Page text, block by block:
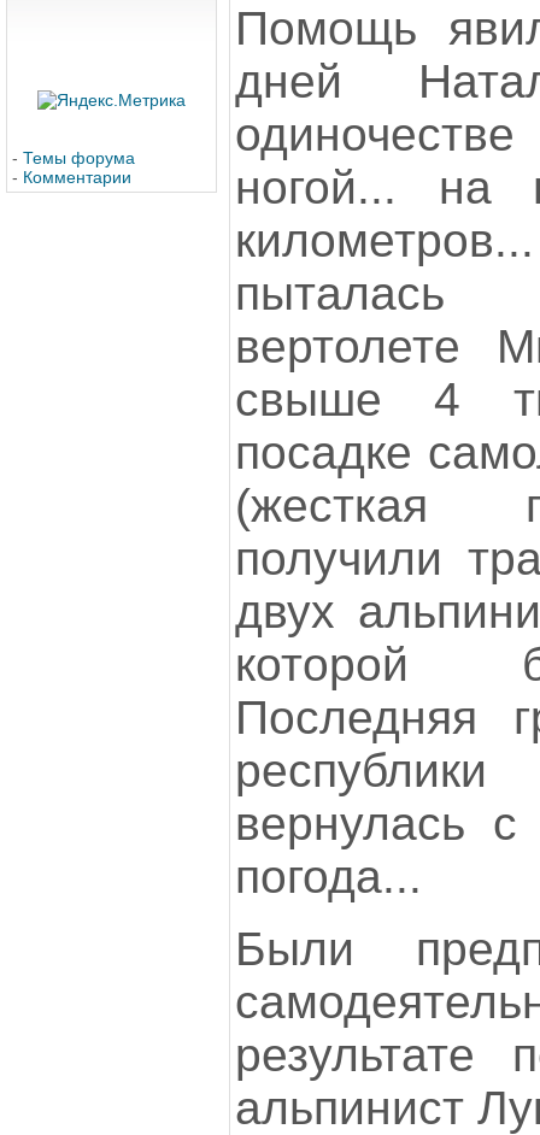
- Темы форума
- Комментарии
Помощь
дней
ногой... на
пыталась
вертолете
свыше 4
посадке
(жесткая
получили
двух
которой
Последняя
вернулась
погода...
Были
результате
альпинист